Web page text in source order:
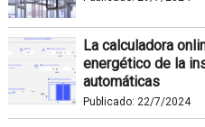
La calculadora
energético de la
automáticas
Publicado: 22/7/2024